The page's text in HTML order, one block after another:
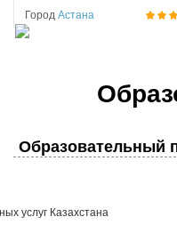
Город Астана
Образовательный
услуг Казахстана